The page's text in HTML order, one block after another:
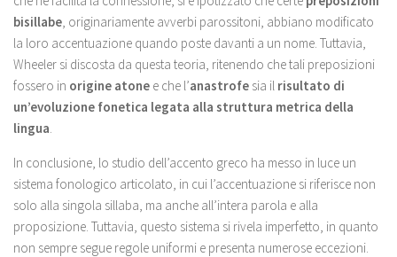
bisillabe , originariamente avverbi parossitoni, abbiano modificato
la loro accentuazione quando poste davanti a un nome. Tuttavia,
Wheeler si discosta da questa teoria, ritenendo che tali preposizioni
fossero in origine atone e che l’anastrofe sia il risultato di
un’evoluzione fonetica legata alla struttura metrica della
lingua
In conclusione, lo studio dell’accento greco ha messo in luce un
sistema fonologico articolato, in cui l’accentuazione si riferisce non
solo alla singola sillaba, ma anche all’intera parola e alla
proposizione. Tuttavia, questo sistema si rivela imperfetto, in quanto
non sempre segue regole uniformi e presenta numerose eccezioni.